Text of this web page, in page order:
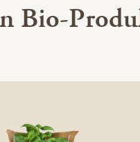
Bio-